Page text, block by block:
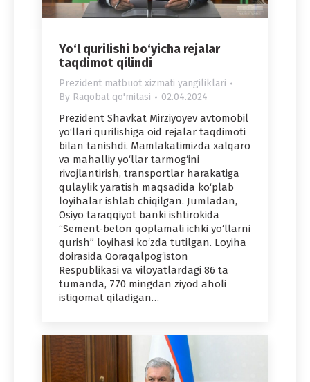
Yo‘l qurilishi bo‘yicha rejalar
taqdimot qilindi
Prezident matbuot xizmati yangiliklari
By Raqobat qo'mitasi 02.04.2024
Prezident Shavkat Mirziyoyev avtomobil
yo‘llari qurilishiga oid rejalar taqdimoti
bilan tanishdi. Mamlakatimizda xalqaro
va mahalliy yo‘llar tarmog‘ini
rivojlantirish, transportlar harakatiga
qulaylik yaratish maqsadida ko‘plab
loyihalar ishlab chiqilgan. Jumladan,
Osiyo taraqqiyot banki ishtirokida
“Sement-beton qoplamali ichki yo‘llarni
qurish” loyihasi ko‘zda tutilgan. Loyiha
doirasida Qoraqalpog‘iston
Respublikasi va viloyatlardagi 86 ta
tumanda, 770 mingdan ziyod aholi
istiqomat qiladigan…